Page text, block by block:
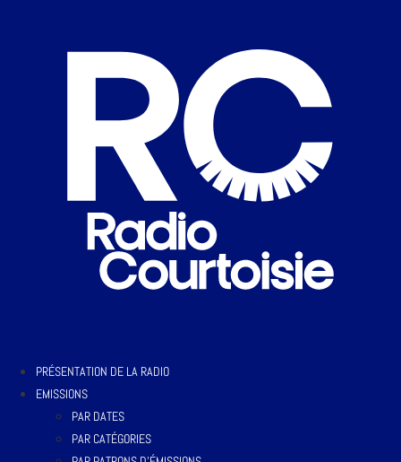
PRÉSENTATION DE LA RADIO
EMISSIONS
PAR DATES
PAR CATÉGORIES